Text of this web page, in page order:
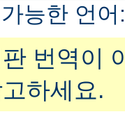
가능한 언
번역이
하세요.